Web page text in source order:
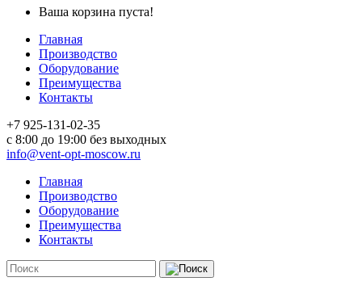
Ваша корзина пуста!
Главная
Производство
Оборудование
Преимущества
Контакты
+7 925-131-02-35
c 8:00 до 19:00 без выходных
info@vent-opt-moscow.ru
Главная
Производство
Оборудование
Преимущества
Контакты